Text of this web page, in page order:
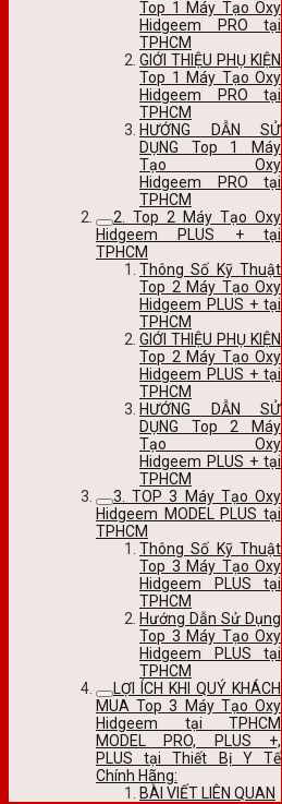
Top 1 Máy Tạo Oxy
Hidgeem PRO tại
TPHCM
GIỚI THIỆU PHỤ KIỆN
Top 1 Máy Tạo Oxy
Hidgeem PRO tại
TPHCM
HƯỚNG DẪN SỬ
DỤNG Top 1 Máy
Tạo Oxy
Hidgeem PRO tại
TPHCM
2. Top 2 Máy Tạo Oxy
Hidgeem PLUS + tại
TPHCM
Thông Số Kỹ Thuật
Top 2 Máy Tạo Oxy
Hidgeem PLUS + tại
TPHCM
GIỚI THIỆU PHỤ KIỆN
Top 2 Máy Tạo Oxy
Hidgeem PLUS + tại
TPHCM
HƯỚNG DẪN SỬ
DỤNG Top 2 Máy
Tạo Oxy
Hidgeem PLUS + tại
TPHCM
3. TOP 3 Máy Tạo Oxy
Hidgeem MODEL PLUS tại
TPHCM
Thông Số Kỹ Thuật
Top 3 Máy Tạo Oxy
Hidgeem PLUS tại
TPHCM
Hướng Dẫn Sử Dụng
Top 3 Máy Tạo Oxy
Hidgeem PLUS tại
TPHCM
LỢI ÍCH KHI QUÝ KHÁCH
MUA Top 3 Máy Tạo Oxy
Hidgeem tại TPHCM
MODEL PRO, PLUS +,
PLUS tại Thiết Bị Y Tế
Chính Hãng:
BÀI VIẾT LIÊN QUAN